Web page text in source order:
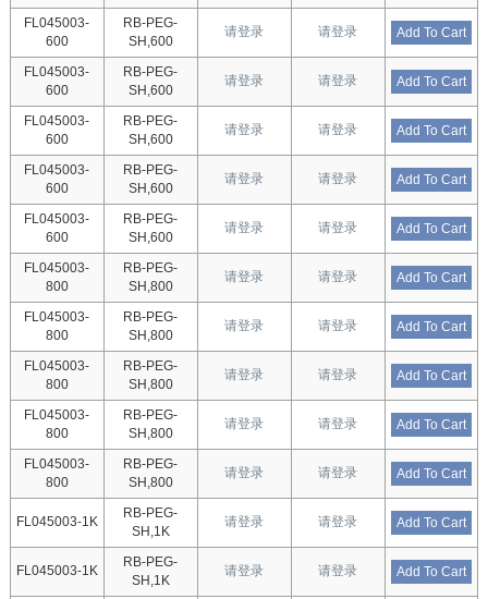
FL045003-
600
RB-PEG-
SH,600
请登录 请登录 Add To Cart
FL045003-
600
RB-PEG-
SH,600
请登录 请登录 Add To Cart
FL045003-
600
RB-PEG-
SH,600
请登录 请登录 Add To Cart
FL045003-
600
RB-PEG-
SH,600
请登录 请登录 Add To Cart
FL045003-
600
RB-PEG-
SH,600
请登录 请登录 Add To Cart
FL045003-
800
RB-PEG-
SH,800
请登录 请登录 Add To Cart
FL045003-
800
RB-PEG-
SH,800
请登录 请登录 Add To Cart
FL045003-
800
RB-PEG-
SH,800
请登录 请登录 Add To Cart
FL045003-
800
RB-PEG-
SH,800
请登录 请登录 Add To Cart
FL045003-
800
RB-PEG-
SH,800
请登录 请登录 Add To Cart
FL045003-1K
RB-PEG-
SH,1K
请登录 请登录 Add To Cart
FL045003-1K
RB-PEG-
SH,1K
请登录 请登录 Add To Cart